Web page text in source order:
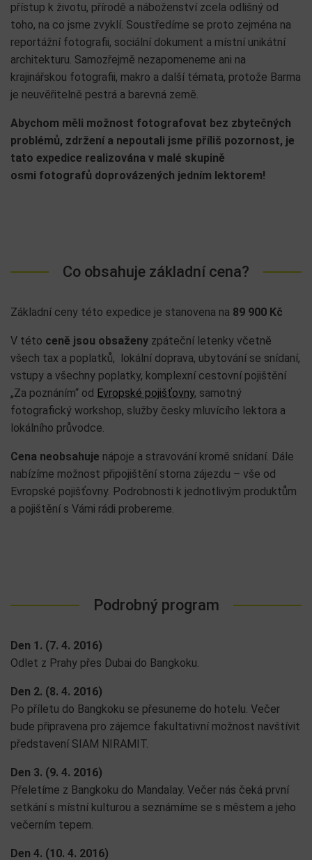
přístup k životu, přírodě a náboženství zcela odlišný od
toho, na co jsme zvyklí. Soustředíme se proto zejména na
reportážní fotografii, sociální dokument a místní unikátní
architekturu. Samozřejmě nezapomeneme ani na
krajinářskou fotografii, makro a další témata, protože Barma
je neuvěřitelně pestrá a barevná země.
Abychom měli možnost fotografovat bez zbytečných
problémů, zdržení a nepoutali jsme příliš pozornost, je
tato expedice realizována v malé skupině
osmi fotografů doprovázených jedním lektorem!
Co obsahuje základní cena?
Základní ceny této expedice je stanovena na 89 900 Kč
V této ceně jsou obsaženy zpáteční letenky včetně
všech tax a poplatků, lokální doprava, ubytování se snídaní,
vstupy a všechny poplatky, komplexní cestovní pojištění
„Za poznáním“ od Evropské pojišťovny, samotný
fotografický workshop, služby česky mluvícího lektora a
lokálního průvodce.
Cena neobsahuje nápoje a stravování kromě snídaní. Dále
nabízíme možnost připojištění storna zájezdu – vše od
Evropské pojišťovny. Podrobnosti k jednotlivým produktům
a pojištění s Vámi rádi probereme.
Podrobný program
Den 1. (7. 4. 2016)
Odlet z Prahy přes Dubai do Bangkoku.
Den 2. (8. 4. 2016)
Po příletu do Bangkoku se přesuneme do hotelu. Večer
bude připravena pro zájemce fakultativní možnost navštívit
představení SIAM NIRAMIT.
Den 3. (9. 4. 2016)
Přeletíme z Bangkoku do Mandalay. Večer nás čeká první
setkání s místní kulturou a seznámíme se s městem a jeho
večerním tepem.
Den 4. (10. 4. 2016)